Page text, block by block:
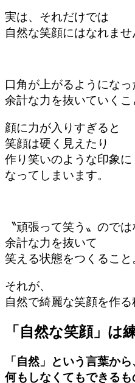
実は、それだけでは
自然な笑顔にはなれませ
口角が上がるようになっ
余計な力を抜いていくこ
顔に力が入りすぎると
笑顔は硬く見えたり
作り笑いのような印象に
なってしまいます。
〝頑張って笑う〟のでは
余計な力を抜いて
笑える状態をつくること
それが、
自然で綺麗な笑顔を作る
「自然な笑顔」は
「自然」という言葉から
何もしなくてもできるも